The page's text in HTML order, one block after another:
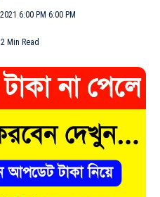
6:00 PM 6:00 PM
2 Min Read